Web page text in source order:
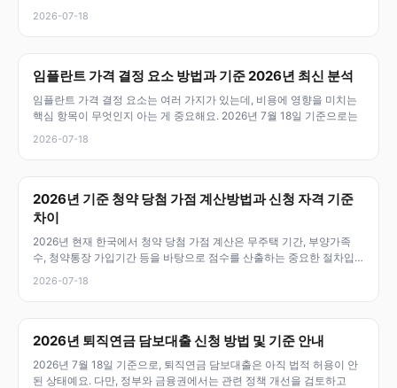
2026-07-18
임플란트 가격 결정 요소 방법과 기준 2026년 최신 분석
임플란트 가격 결정 요소는 여러 가지가 있는데, 비용에 영향을 미치는
핵심 항목이 무엇인지 아는 게 중요해요. 2026년 7월 18일 기준으로는
2026-07-18
2026년 기준 청약 당첨 가점 계산방법과 신청 자격 기준
차이
2026년 현재 한국에서 청약 당첨 가점 계산은 무주택 기간, 부양가족
수, 청약통장 가입기간 등을 바탕으로 점수를 산출하는 중요한 절차입
2026-07-18
2026년 퇴직연금 담보대출 신청 방법 및 기준 안내
2026년 7월 18일 기준으로, 퇴직연금 담보대출은 아직 법적 허용이 안
된 상태예요. 다만, 정부와 금융권에서는 관련 정책 개선을 검토하고